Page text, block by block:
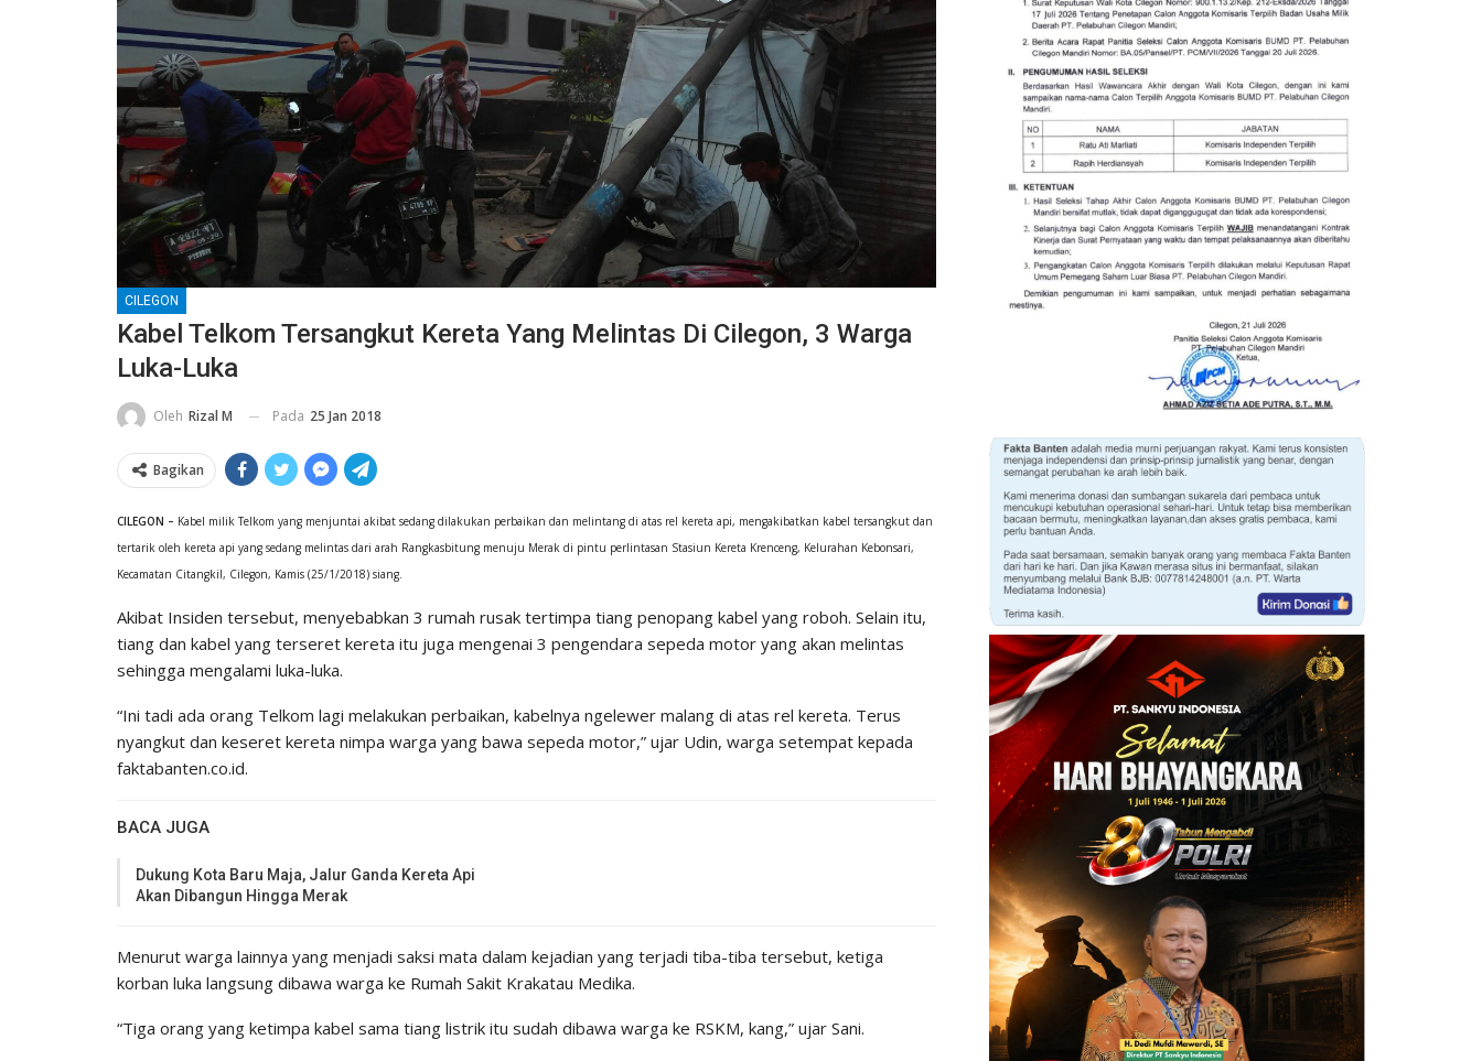
CILEGON
Kabel Telkom Tersangkut Kereta Yang Melintas Di Cilegon, 3 Warga
Luka-Luka
Oleh Rizal M Pada 25 Jan 2018
Bagikan
CILEGON – Kabel milik Telkom yang menjuntai akibat sedang dilakukan perbaikan dan melintang di atas rel kereta api, mengakibatkan kabel tersangkut dan
tertarik oleh kereta api yang sedang melintas dari arah Rangkasbitung menuju Merak di pintu perlintasan Stasiun Kereta Krenceng, Kelurahan Kebonsari,
Kecamatan Citangkil, Cilegon, Kamis (25/1/2018) siang.
Akibat Insiden tersebut, menyebabkan 3 rumah rusak tertimpa tiang penopang kabel yang roboh. Selain itu,
tiang dan kabel yang terseret kereta itu juga mengenai 3 pengendara sepeda motor yang akan melintas
sehingga mengalami luka-luka.
“Ini tadi ada orang Telkom lagi melakukan perbaikan, kabelnya ngelewer malang di atas rel kereta. Terus
nyangkut dan keseret kereta nimpa warga yang bawa sepeda motor,” ujar Udin, warga setempat kepada
faktabanten.co.id.
BACA JUGA
Dukung Kota Baru Maja, Jalur Ganda Kereta Api
Akan Dibangun Hingga Merak
Menurut warga lainnya yang menjadi saksi mata dalam kejadian yang terjadi tiba-tiba tersebut, ketiga
korban luka langsung dibawa warga ke Rumah Sakit Krakatau Medika.
“Tiga orang yang ketimpa kabel sama tiang listrik itu sudah dibawa warga ke RSKM, kang,” ujar Sani.